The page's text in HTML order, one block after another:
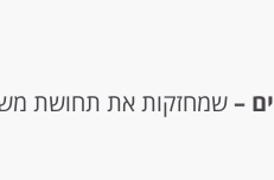
–שמחזקות את תחושת